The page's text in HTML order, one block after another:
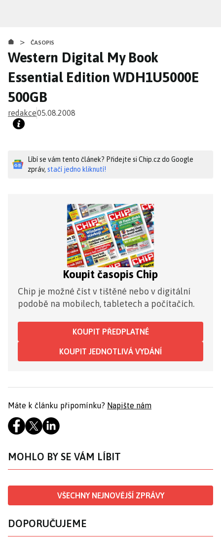
obsahu
> ČASOPIS
Western Digital My Book
Essential Edition WDH1U5000E
500GB
redakce05.08.2008
Líbí se vám tento článek? Přidejte si Chip.cz do Google
zpráv, stačí jedno kliknutí!
Koupit časopis Chip
Chip je možné číst v tištěné nebo v digitální
podobě na mobilech, tabletech a počítačích.
KOUPIT PŘEDPLATNÉ
KOUPIT JEDNOTLIVÁ VYDÁNÍ
Máte k článku připomínku? Napište nám
MOHLO BY SE VÁM LÍBIT
VŠECHNY NEJNOVĚJŠÍ ZPRÁVY
DOPORUČUJEME